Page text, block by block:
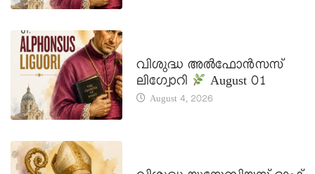
വിശുദ്ധ അൽഫോൻസസ്
ലിഗ്വോറി
August 01
August 4, 2026